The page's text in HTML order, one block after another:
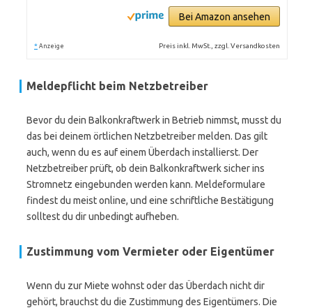
Bei Amazon ansehen
* Anzeige Preis inkl. MwSt., zzgl. Versandkosten
Meldepflicht beim Netzbetreiber
Bevor du dein Balkonkraftwerk in Betrieb nimmst, musst du
das bei deinem örtlichen Netzbetreiber melden. Das gilt
auch, wenn du es auf einem Überdach installierst. Der
Netzbetreiber prüft, ob dein Balkonkraftwerk sicher ins
Stromnetz eingebunden werden kann. Meldeformulare
findest du meist online, und eine schriftliche Bestätigung
solltest du dir unbedingt aufheben.
Zustimmung vom Vermieter oder Eigentümer
Wenn du zur Miete wohnst oder das Überdach nicht dir
gehört, brauchst du die Zustimmung des Eigentümers. Die